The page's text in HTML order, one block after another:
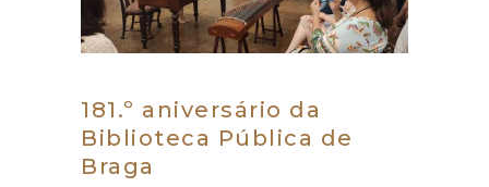
GALERIA
181.º aniversário da
Biblioteca Pública de
Braga